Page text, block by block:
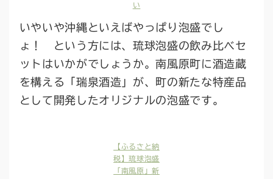
い
いやいや沖縄といえばやっぱり泡盛でし
ょ！ という方には、琉球泡盛の飲み比べセ
ットはいかがでしょうか。南風原町に酒造蔵
を構える「瑞泉酒造」が、町の新たな特産品
として開発したオリジナルの泡盛です。
【ふるさと納
税】琉球泡盛
「南風原」新